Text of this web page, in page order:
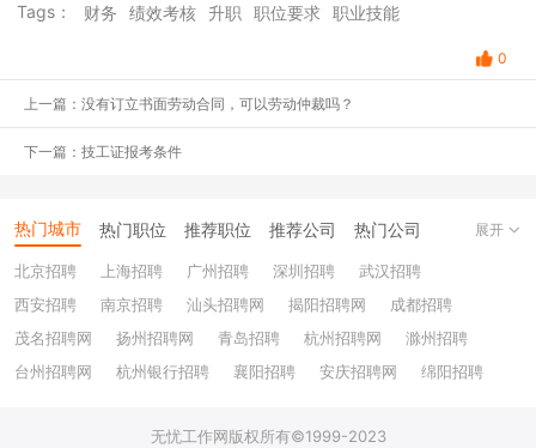
不达标，即使再善于管理也无法服众，无法指导下属员工的工作，甚
至根本无法获得升职的机会，无法到达管理层，只能在基层做繁杂基
础的工作。
容，要做好财务规划需要具备多年经验，这个重担在财务部门中只有
财务主管能承担起来。
而要制定高效财务工作计划、做好合理的财务
预算、进行科学的财务预测，从而合理、适度地传导财务目标压力，
很关键一步是要完成企业、部门、个人之间对于财务计划承诺的一致
化为个人目标。因此，财务主管在进行财务规划时，需要就财务指标
Tags： 财务 绩效考核 升职 职位要求 职业技能
0
上一篇：没有订立书面劳动合同，可以劳动仲裁吗？
下一篇：技工证报考条件
热门城市 热门职位 推荐职位 推荐公司 热门公司
北京招聘 上海招聘 广州招聘 深圳招聘
武汉招聘
西安招聘
南京招聘 汕头招聘网 揭阳招聘网
成都招聘
茂名招聘网
扬州招聘网 青岛招聘 杭州招聘网
滁州招聘
台州招聘网
杭州银行招聘 襄阳招聘 安庆招聘网
绵阳招聘
上饶招聘网
展开
无忧工作网版权所有©1999-2023